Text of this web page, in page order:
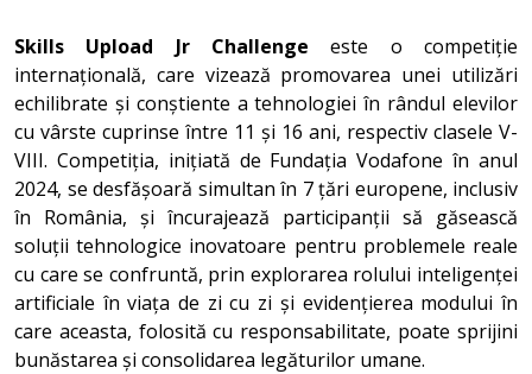
Skills Upload Jr Challenge este o competiție
internațională, care vizează promovarea unei utilizări
echilibrate și conștiente a tehnologiei în rândul elevilor
cu vârste cuprinse între 11 și 16 ani, respectiv clasele V-
VIII. Competiția, inițiată de Fundația Vodafone în anul
2024, se desfășoară simultan în 7 țări europene, inclusiv
în România, și încurajează participanții să găsească
soluții tehnologice inovatoare pentru problemele reale
cu care se confruntă, prin explorarea rolului inteligenței
artificiale în viața de zi cu zi și evidențierea modului în
care aceasta, folosită cu responsabilitate, poate sprijini
bunăstarea și consolidarea legăturilor umane.